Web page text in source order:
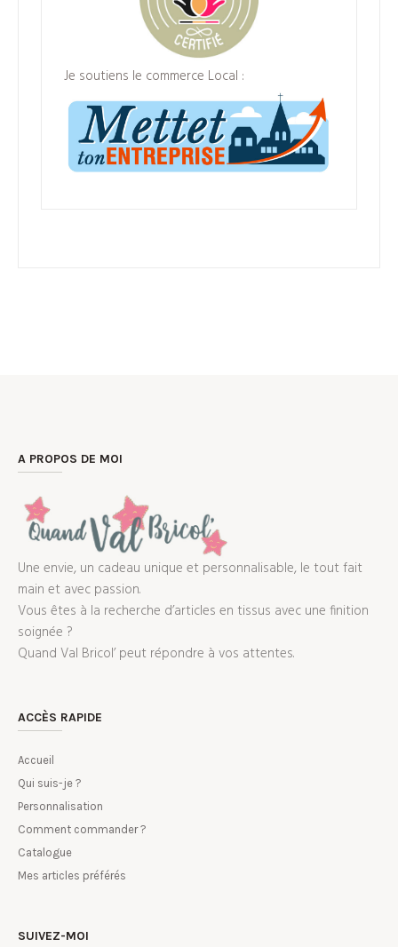
Je soutiens le commerce Local :
A PROPOS DE MOI
Une envie, un cadeau unique et personnalisable, le tout fait
main et avec passion.
Vous êtes à la recherche d’articles en tissus avec une finition
soignée ?
Quand Val Bricol’ peut répondre à vos attentes.
ACCÈS RAPIDE
Accueil
Qui suis-je ?
Personnalisation
Comment commander ?
Catalogue
Mes articles préférés
SUIVEZ-MOI